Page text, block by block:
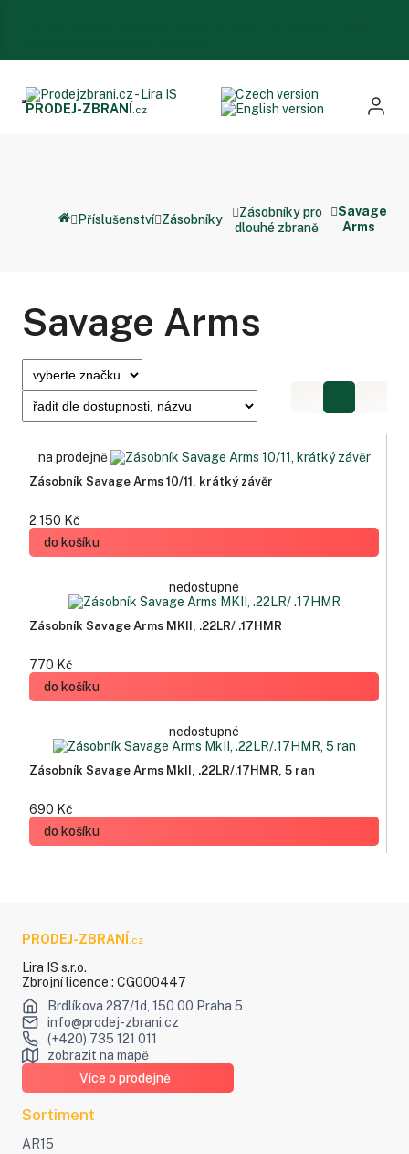
PRODEJ-ZBRANÍ .cz
Příslušenství Zásobníky
Zásobníky pro
dlouhé zbraně
Savage
Arms
Savage Arms
na prodejně
Zásobník Savage Arms 10/11, krátký závěr
2 150 Kč
do košíku
nedostupné
Zásobník Savage Arms MKII, .22LR/ .17HMR
770 Kč
do košíku
nedostupné
Zásobník Savage Arms MkII, .22LR/.17HMR, 5 ran
690 Kč
do košíku
PRODEJ-ZBRANÍ .cz
Lira IS s.r.o.
Zbrojní licence : CG000447
Brdlíkova 287/1d, 150 00 Praha 5
info@prodej-zbrani.cz
(+420) 735 121 011
zobrazit na mapě
Více o prodejně
Sortiment
AR15